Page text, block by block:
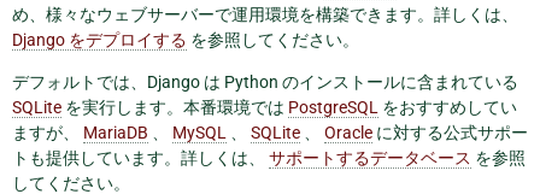
め、様々なウェブサーバーで運用環境を構築できます。詳しくは、
Django をデプロイする を参照してください。
デフォルトでは、Django は Python のインストールに含まれている
SQLite を実行します。本番環境では PostgreSQL をおすすめしてい
ますが、 MariaDB MySQL SQLite Oracle に対する公式サポー
トも提供しています。詳しくは、 サポートするデータベース を参照
してください。